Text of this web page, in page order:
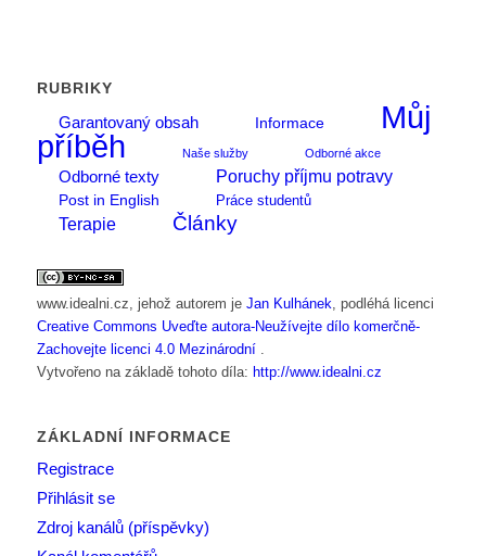
RUBRIKY
Garantovaný obsah
Informace
Můj
příběh
Naše služby Odborné akce
Odborné texty Poruchy příjmu potravy
Post in English Práce studentů
Terapie Články
www.idealni.cz , jehož autorem je Jan Kulhánek , podléhá licenci
Creative Commons Uveďte autora-Neužívejte dílo komerčně-
Zachovejte licenci 4.0 Mezinárodní
Vytvořeno na základě tohoto díla: http://www.idealni.cz
ZÁKLADNÍ INFORMACE
Registrace
Přihlásit se
Zdroj kanálů (příspěvky)